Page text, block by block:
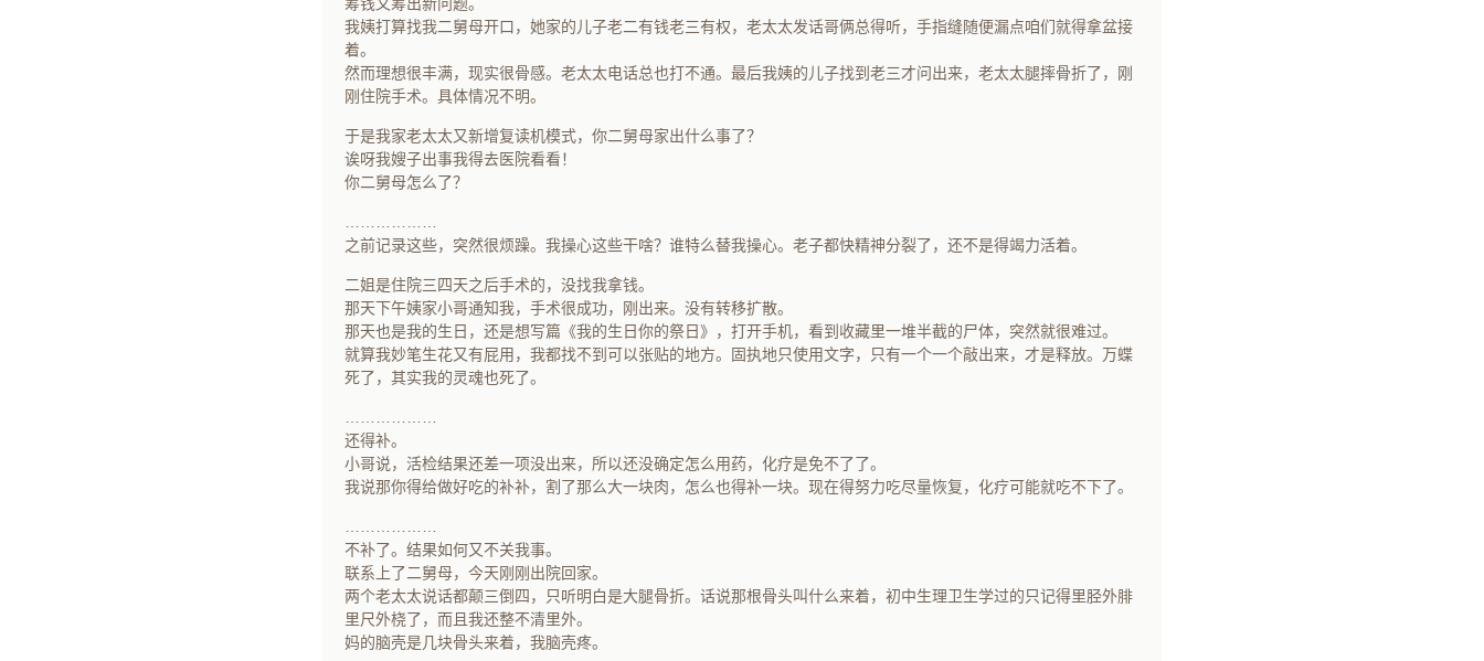
我姨打算找我二舅母开口，她家的儿子老二有钱老三有权，老太太发话哥俩总得听，手指缝随便漏点咱们就得拿盆接
着。
然而理想很丰满，现实很骨感。老太太电话总也打不通。最后我姨的儿子找到老三才问出来，老太太腿摔骨折了，刚
刚住院手术。具体情况不明。
于是我家老太太又新增复读机模式，你二舅母家出什么事了？
诶呀我嫂子出事我得去医院看看！
你二舅母怎么了？
之前记录这些，突然很烦躁。我操心这些干啥？谁特么替我操心。老子都快精神分裂了，还不是得竭力活着。
二姐是住院三四天之后手术的，没找我拿钱。
那天下午姨家小哥通知我，手术很成功，刚出来。没有转移扩散。
那天也是我的生日，还是想写篇《我的生日你的祭日》，打开手机，看到收藏里一堆半截的尸体，突然就很难过。
就算我妙笔生花又有屁用，我都找不到可以张贴的地方。固执地只使用文字，只有一个一个敲出来，才是释放。万蝶
死了，其实我的灵魂也死了。
还得补。
小哥说，活检结果还差一项没出来，所以还没确定怎么用药，化疗是免不了了。
我说那你得给做好吃的补补，割了那么大一块肉，怎么也得补一块。现在得努力吃尽量恢复，化疗可能就吃不下了。
不补了。结果如何又不关我事。
联系上了二舅母，今天刚刚出院回家。
两个老太太说话都颠三倒四，只听明白是大腿骨折。话说那根骨头叫什么来着，初中生理卫生学过的只记得里胫外腓
里尺外桡了，而且我还整不清里外。
妈的脑壳是几块骨头来着，我脑壳疼。